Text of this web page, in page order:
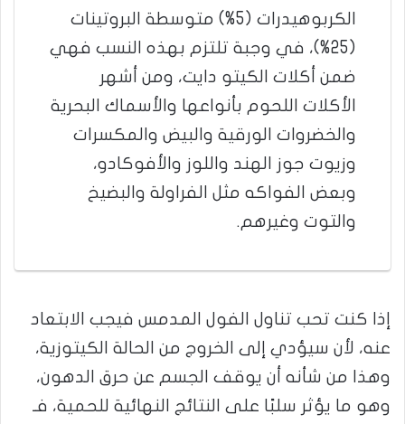
الكربوهيدرات (5%) متوسطة البروتينات
(25%)، في وجبة تلتزم بهذه النسب فهي
ضمن أكلات الكيتو دايت، ومن أشهر
الأكلات اللحوم بأنواعها والأسماك البحرية
والخضروات الورقية والبيض والمكسرات
وزيوت جوز الهند واللوز والأفوكادو،
وبعض الفواكه مثل الفراولة والبضيخ
والتوت وغيرهم.
إذا كنت تحب تناول الفول المدمس فيجب الابتعاد
عنه، لأن سيؤدي إلى الخروج من الحالة الكيتوزية،
وهذا من شأنه أن يوقف الجسم عن حرق الدهون،
وهو ما يؤثر سلبًا على النتائج النهائية للحمية، فـ